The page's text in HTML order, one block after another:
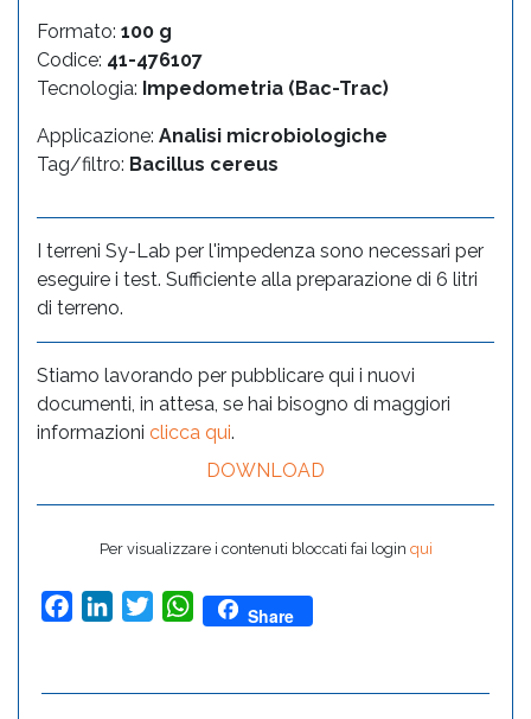
Formato: 100 g
Codice: 41-476107
Tecnologia: Impedometria (Bac-Trac)
Applicazione: Analisi microbiologiche
Tag/filtro: Bacillus cereus
I terreni Sy-Lab per l'impedenza sono necessari per
eseguire i test. Sufficiente alla preparazione di 6 litri
di terreno.
Stiamo lavorando per pubblicare qui i nuovi
documenti, in attesa, se hai bisogno di maggiori
informazioni clicca qui.
DOWNLOAD
Per visualizzare i contenuti bloccati fai login qui
FacebookLinkedInTwitterWhatsApp
Share